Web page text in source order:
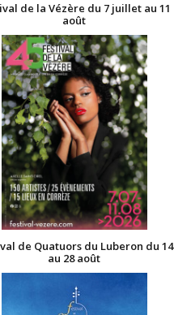
de la Vézère du 7 juillet au 11
août
de Quatuors du Luberon du 14
au 28 août